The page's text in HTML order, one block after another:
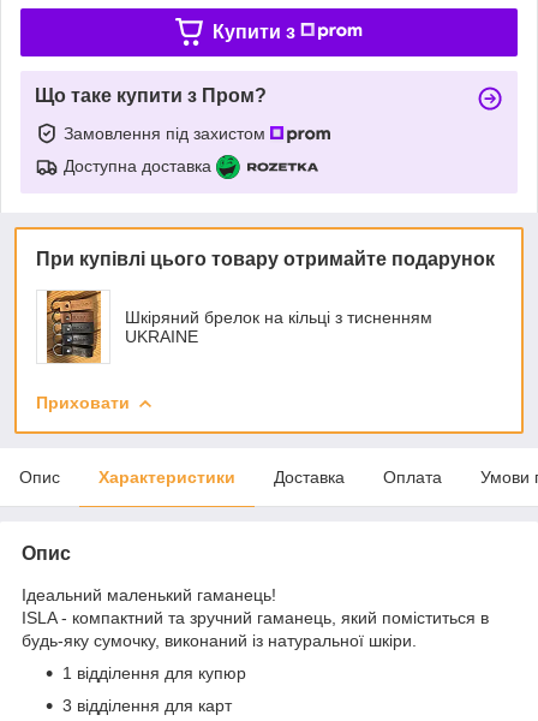
Купити з
Що таке купити з Пром?
Замовлення під захистом
Доступна доставка
При купівлі цього товару отримайте подарунок
Шкіряний брелок на кільці з тисненням
UKRAINE
Приховати
Опис Характеристики Доставка Оплата Умови
Опис
Ідеальний маленький гаманець!
ISLA - компактний та зручний гаманець, який поміститься в
будь-яку сумочку, виконаний із натуральної шкіри.
1 відділення для купюр
3 відділення для карт